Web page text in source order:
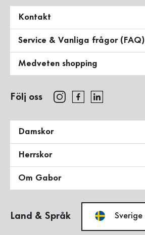
Kontakt
Service & Vanliga frågor (FAQ)
Medveten shopping
Följ oss
Damskor
Herrskor
Om Gabor
Land & Språk Sverige